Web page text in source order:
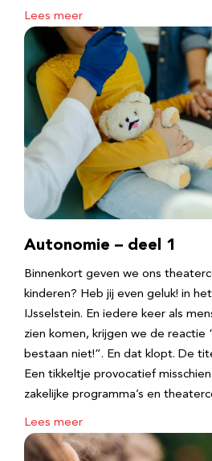
Lees meer
Autonomie – deel 1
Binnenkort geven we ons
kinderen? Heb jij even geluk! in
IJsselstein. En iedere keer als
zien komen, krijgen we de reactie
bestaan niet!”. En dat klopt. De
Een tikkeltje provocatief
zakelijke programma’s en
Lees meer